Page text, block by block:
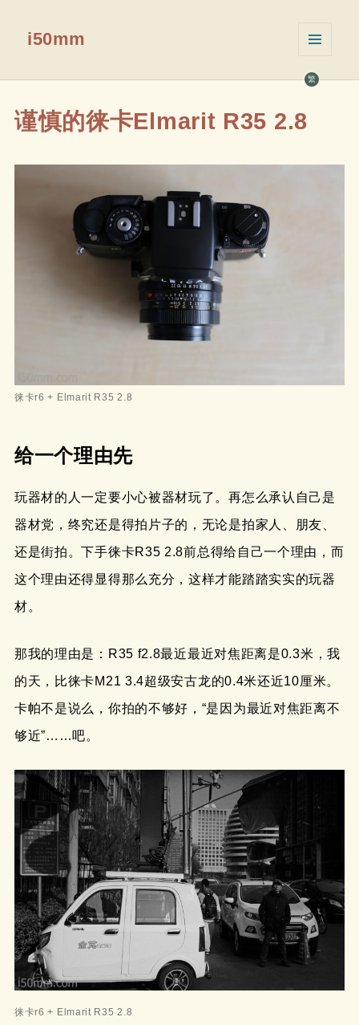
繁
i50mm
挂件
谨慎的徕卡Elmarit R35 2.8
徕卡r6 + Elmarit R35 2.8
给一个理由先
玩器材的人一定要小心被器材玩了。再怎么承认自己是
器材党，终究还是得拍片子的，无论是拍家人、朋友、
还是街拍。下手徕卡R35 2.8前总得给自己一个理由，而
这个理由还得显得那么充分，这样才能踏踏实实的玩器
材。
那我的理由是：R35 f2.8最近最近对焦距离是0.3米，我
的天，比徕卡M21 3.4超级安古龙的0.4米还近10厘米。
卡帕不是说么，你拍的不够好，“是因为最近对焦距离不
够近”……吧。
徕卡r6 + Elmarit R35 2.8